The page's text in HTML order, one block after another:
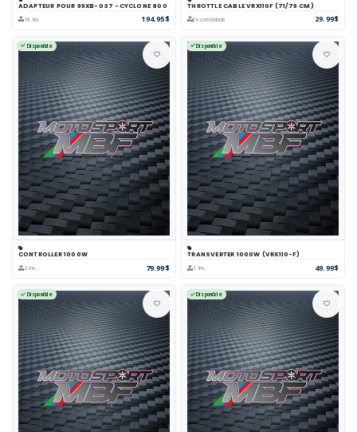
ADAPTEUR POUR 99XB-037 -CYCLONE 800
18 inv. 194.95$
THROTTLE CABLE VRX110F (71/79 CM)
En commande 29.99$
Disponible
CONTROLLER 1000W
2 inv. 79.99$
Disponible
TRANSVERTER 1000W (VRX110-F)
1 inv. 49.99$
Disponible Disponible